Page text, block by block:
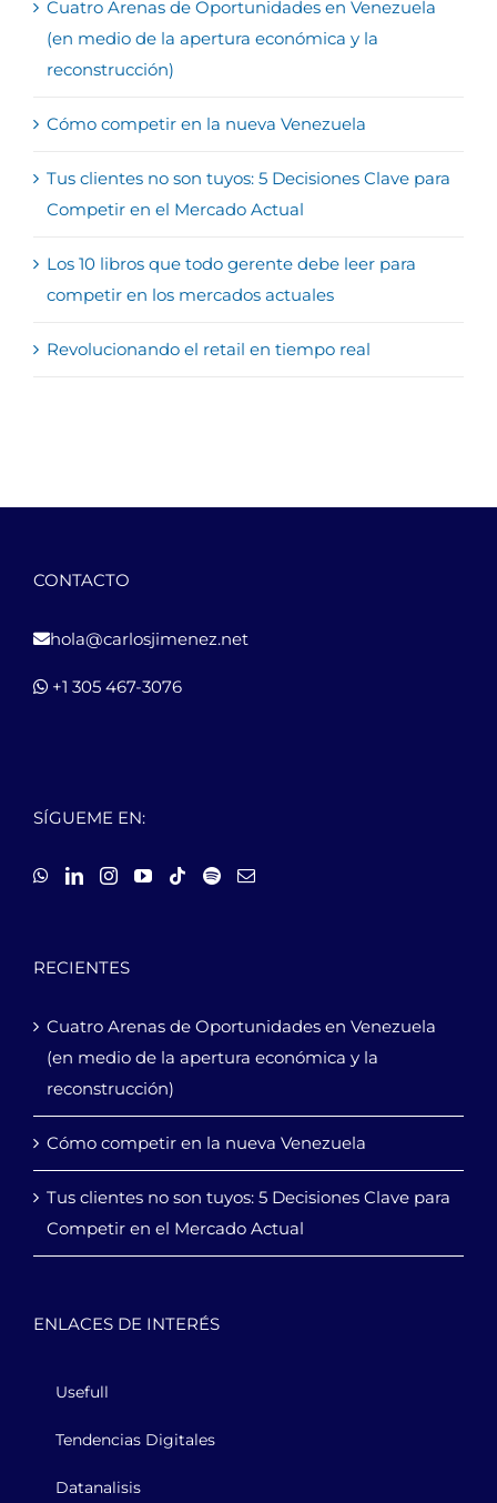
Cuatro Arenas de Oportunidades en Venezuela
(en medio de la apertura económica y la
reconstrucción)
Cómo competir en la nueva Venezuela
Tus clientes no son tuyos: 5 Decisiones Clave para
Competir en el Mercado Actual
Los 10 libros que todo gerente debe leer para
competir en los mercados actuales
Revolucionando el retail en tiempo real
CONTACTO
hola@carlosjimenez.net
+1 305 467-3076
SÍGUEME EN:
RECIENTES
Cuatro Arenas de Oportunidades en Venezuela
(en medio de la apertura económica y la
reconstrucción)
Cómo competir en la nueva Venezuela
Tus clientes no son tuyos: 5 Decisiones Clave para
Competir en el Mercado Actual
ENLACES DE INTERÉS
Usefull
Tendencias Digitales
Datanalisis